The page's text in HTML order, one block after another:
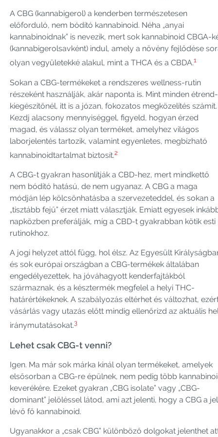
A CBG (kannabigerol) a kenderben természetesen
előforduló, nem bódító kannabinoid. Néha „anyai
kannabinoidnak” is nevezik, mert sok kannabinoid CBGA-
(kannabigerolsavként) indul, amely a növény fejlődése
olyan vegyületekké alakul, mint a THCA és a CBDA.1
Sokan a CBG-termékeket a rendszeres wellness-rutin
részeként használják, akár naponta is. Mint minden étrend-
kiegészítőnél, itt is a józan, fokozatos megközelítés számít.
Kezdj alacsony mennyiséggel, figyeld, hogyan érzed
magad, és válassz olyan terméket, amelyhez világos
laborjelentés tartozik, valamint egyenletes, megbízható
kannabinoidtartalmat biztosít.2
A CBG-t gyakran hasonlítják a CBD-hez, mert mindkettő
nem bódító hatású, de nem ugyanaz. A CBG a maga
módján lép kölcsönhatásba a szervezeteddel, és sokan a
„tisztább fejű” érzet miatt választják. Emiatt egyesek
napközben preferálják, míg a CBD-t gyakrabban kötik esti
rutinokhoz.
A jogi helyzet attól függ, hol élsz. Az Egyesült
és sok európai országban a CBG-termékek általában
engedélyezettek, ha jóváhagyott kenderfajtákból
származnak, és a késztermék megfelel a helyi THC-
határértékeknek. A szabályozás eltérhet és változhat,
vásárlás vagy utazás előtt mindig ellenőrizd az aktuális
iránymutatásokat.3
Lehet csak CBG-t venni?
Igen. Ma már sok márka kínál olyan termékeket, amelyek
elsősorban a CBG-re épülnek, nem pedig több
keverékére. Ezeket gyakran „CBG isolate” vagy „CBG-
dominant” jelöléssel látod, ami azt jelenti, hogy a CBG a
lévő fő kannabinoid.
Ugyanakkor a „csak CBG” különböző dolgokat jelenthet